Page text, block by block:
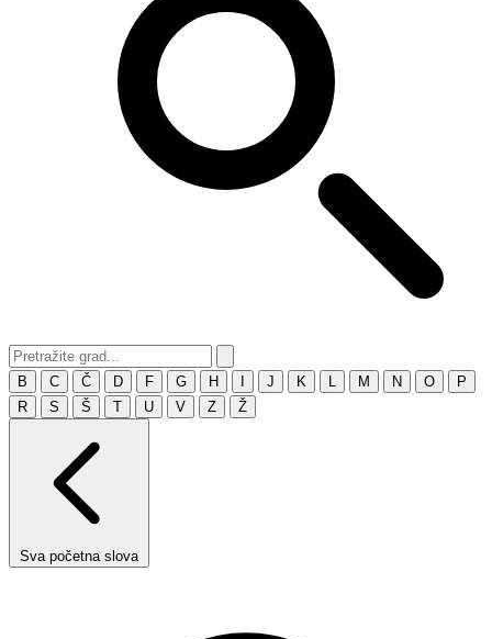
B C Č D F G H J K M N O
P
R
S Š T U V Z Ž
Sva početna slova